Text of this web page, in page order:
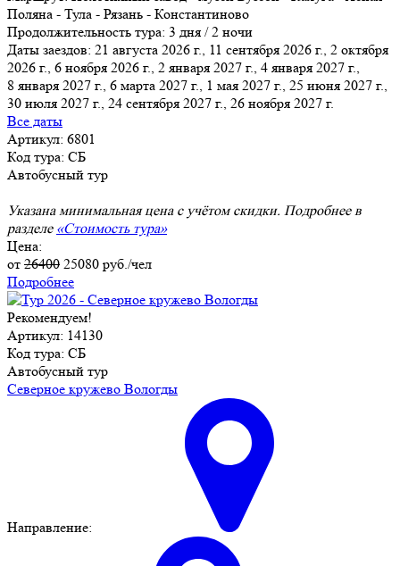
Поляна - Тула - Рязань - Константиново
Продолжительность тура: 3 дня / 2 ночи
Даты заездов: 21 августа 2026 г., 11 сентября 2026 г., 2 октября
2026 г., 6 ноября 2026 г., 2 января 2027 г., 4 января 2027 г.,
8 января 2027 г., 6 марта 2027 г., 1 мая 2027 г., 25 июня 2027 г.,
30 июля 2027 г., 24 сентября 2027 г., 26 ноября 2027 г.
Все даты
Артикул: 6801
Код тура: СБ
Автобусный тур
Указана минимальная цена с учётом скидки. Подробнее в
разделе «Стоимость тура»
Цена:
от 26400 25080 руб./чел
Подробнее
Рекомендуем!
Артикул: 14130
Код тура: СБ
Автобусный тур
Северное кружево Вологды
Направление: